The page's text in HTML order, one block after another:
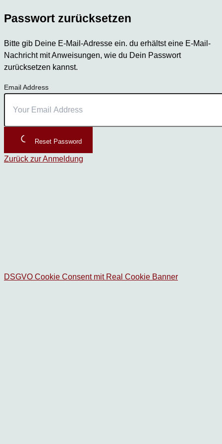
Passwort zurücksetzen
Bitte gib Deine E-Mail-Adresse ein. du erhältst eine E-Mail-
Nachricht mit Anweisungen, wie du Dein Passwort
zurücksetzen kannst.
Email Address
Reset Password
Zurück zur Anmeldung
DSGVO Cookie Consent mit Real Cookie Banner